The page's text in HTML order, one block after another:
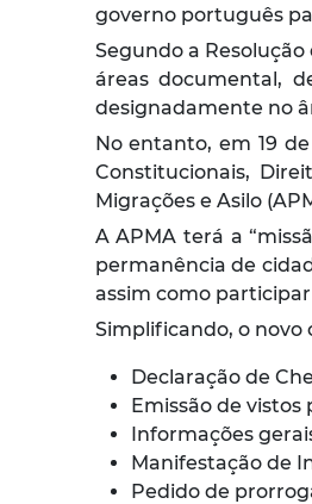
governo português
Segundo a
áreas documental,
designadamente no
No entanto, em 19
Constitucionais,
Migrações e Asilo
A APMA terá a
permanência de
assim como
Simplificando, o novo
Declaração de
Emissão de vistos
Informações
Manifestação de
Pedido de